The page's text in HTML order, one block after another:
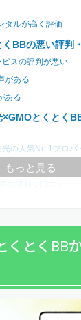
タルが高く評価
BBの悪い評判
スの評判が悪い
がある
ある
×GMOとくとく
の人気No.1プロバ
の利用者が重視す
もっと見る
くとくBB